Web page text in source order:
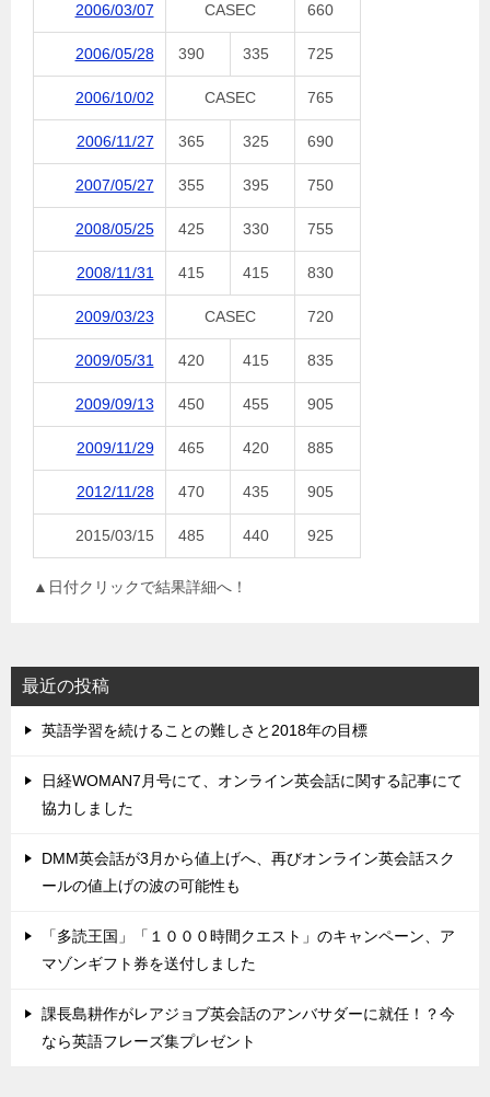
2006/03/07 CASEC 660
2006/05/28 390 335 725
2006/10/02 CASEC 765
2006/11/27 365 325 690
2007/05/27 355 395 750
2008/05/25 425 330 755
2008/11/31 415 415 830
2009/03/23 CASEC 720
2009/05/31 420 415 835
2009/09/13 450 455 905
2009/11/29 465 420 885
2012/11/28 470 435 905
2015/03/15 485 440 925
▲日付クリックで結果詳細へ！
最近の投稿
英語学習を続けることの難しさと2018年の目標
日経WOMAN7月号にて、オンライン英会話に関する記事にて
協力しました
DMM英会話が3月から値上げへ、再びオンライン英会話スク
ールの値上げの波の可能性も
「多読王国」「１０００時間クエスト」のキャンペーン、ア
マゾンギフト券を送付しました
課長島耕作がレアジョブ英会話のアンバサダーに就任！？今
なら英語フレーズ集プレゼント